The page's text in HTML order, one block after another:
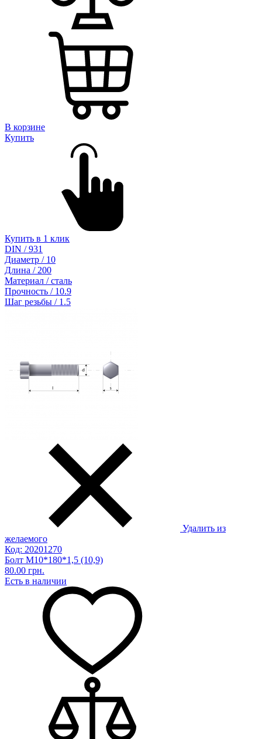
В корзине
Купить
Купить в 1 клик
DIN / 931
Диаметр / 10
Длина / 200
Материал / сталь
Прочность / 10.9
Шаг резьбы / 1.5
Удалить из
желаемого
Код: 20201270
Болт М10*180*1,5 (10,9)
80.00 грн.
Есть в наличии